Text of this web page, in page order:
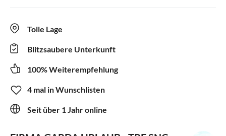
Tolle Lage
Blitzsaubere Unterkunft
100% Weiterempfehlung
4 mal in Wunschlisten
Seit über 1 Jahr online